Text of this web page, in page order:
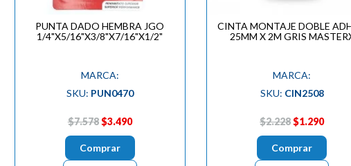
PUNTA DADO HEMBRA JGO
1/4"X5/16"X3/8"X7/16"X1/2"
MARCA:
SKU: PUN0470
$7.578$3.490
Comprar
CINTA MONTAJE DOBLE
25MM X 2M GRIS
MARCA:
SKU: CIN2508
$2.228$1.290
Comprar